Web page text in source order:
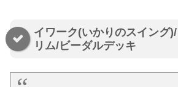
イワーク(いかりのスイング
リム/ビーダルデッキ